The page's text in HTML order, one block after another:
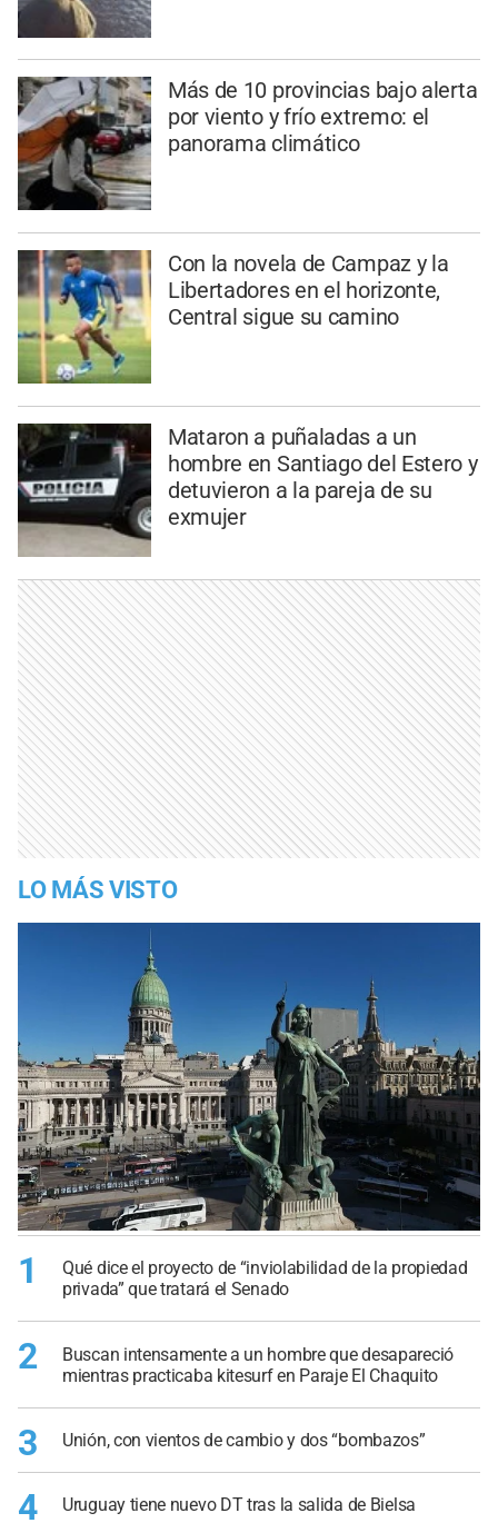
Más de 10 provincias bajo alerta
por viento y frío extremo: el
panorama climático
Con la novela de Campaz y la
Libertadores en el horizonte,
Central sigue su camino
Mataron a puñaladas a un
hombre en Santiago del Estero y
detuvieron a la pareja de su
exmujer
LO MÁS VISTO
1
Qué dice el proyecto de “inviolabilidad de la propiedad
privada” que tratará el Senado
2
Buscan intensamente a un hombre que desapareció
mientras practicaba kitesurf en Paraje El Chaquito
3 Unión, con vientos de cambio y dos “bombazos”
4 Uruguay tiene nuevo DT tras la salida de Bielsa